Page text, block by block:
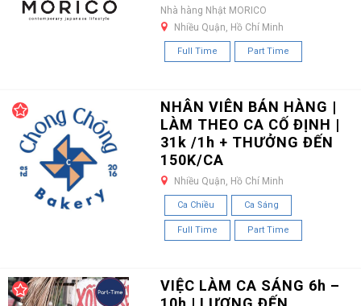
Nhà hàng Nhật MORICO
Nhiều Quận, Hồ Chí Minh
Full Time Part Time
NHÂN VIÊN BÁN HÀNG |
LÀM THEO CA CỐ ĐỊNH |
31k /1h + THƯỞNG ĐẾN
150K/CA
Nhiều Quận, Hồ Chí Minh
Ca Chiều Ca Sáng
Full Time Part Time
VIỆC LÀM CA SÁNG 6h –